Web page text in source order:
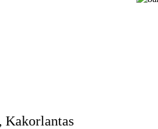
Kakorlantas